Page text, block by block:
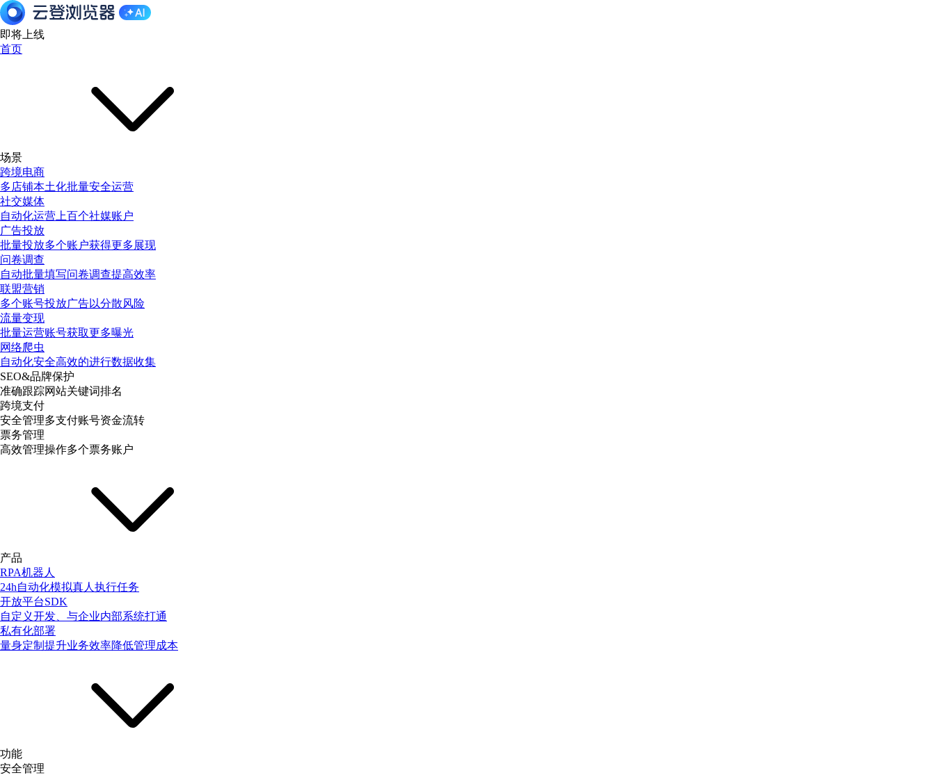
即将上线
首页
场景
跨境电商
多店铺本土化批量安全运营
社交媒体
自动化运营上百个社媒账户
广告投放
批量投放多个账户获得更多展现
问卷调查
自动批量填写问卷调查提高效率
联盟营销
多个账号投放广告以分散风险
流量变现
批量运营账号获取更多曝光
网络爬虫
自动化安全高效的进行数据收集
SEO&品牌保护
准确跟踪网站关键词排名
跨境支付
安全管理多支付账号资金流转
票务管理
高效管理操作多个票务账户
产品
RPA机器人
24h自动化模拟真人执行任务
开放平台SDK
自定义开发、与企业内部系统打通
私有化部署
量身定制提升业务效率降低管理成本
功能
安全管理